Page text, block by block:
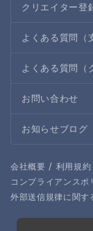
クリエイター登
よくある質問（
よくある質問（
お問い合わせ
お知らせブログ
会社概要 / 利用規約
コンプライアンスポ
外部送信規律に関す